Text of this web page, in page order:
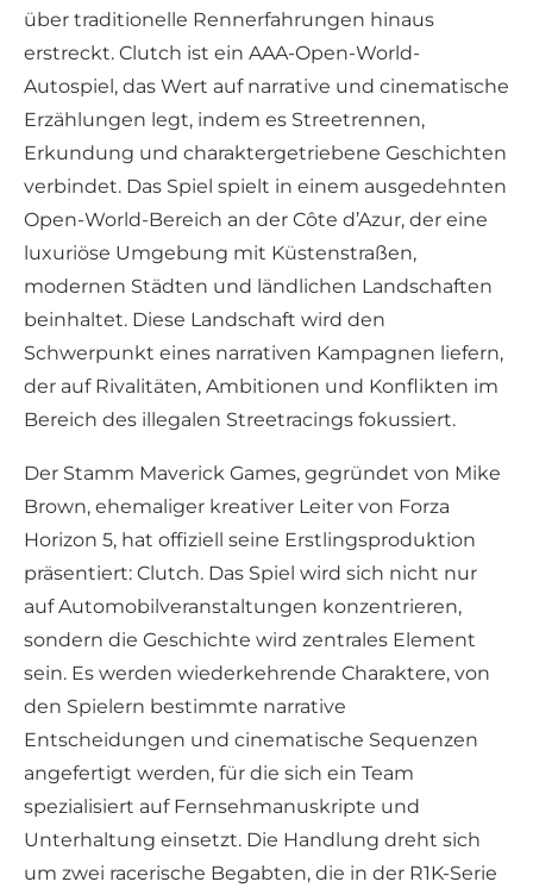
über traditionelle Rennerfahrungen hinaus
erstreckt. Clutch ist ein AAA-Open-World-
Autospiel, das Wert auf narrative und cinematische
Erzählungen legt, indem es Streetrennen,
Erkundung und charaktergetriebene Geschichten
verbindet. Das Spiel spielt in einem ausgedehnten
Open-World-Bereich an der Côte d’Azur, der eine
luxuriöse Umgebung mit Küstenstraßen,
modernen Städten und ländlichen Landschaften
beinhaltet. Diese Landschaft wird den
Schwerpunkt eines narrativen Kampagnen liefern,
der auf Rivalitäten, Ambitionen und Konflikten im
Bereich des illegalen Streetracings fokussiert.
Der Stamm Maverick Games, gegründet von Mike
Brown, ehemaliger kreativer Leiter von Forza
Horizon 5, hat offiziell seine Erstlingsproduktion
präsentiert: Clutch. Das Spiel wird sich nicht nur
auf Automobilveranstaltungen konzentrieren,
sondern die Geschichte wird zentrales Element
sein. Es werden wiederkehrende Charaktere, von
den Spielern bestimmte narrative
Entscheidungen und cinematische Sequenzen
angefertigt werden, für die sich ein Team
spezialisiert auf Fernsehmanuskripte und
Unterhaltung einsetzt. Die Handlung dreht sich
um zwei racerische Begabten, die in der R1K-Serie